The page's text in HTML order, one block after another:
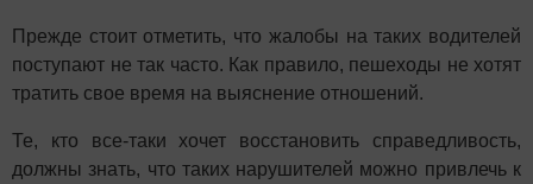
Прежде стоит отметить, что жалобы на таких водителей
поступают не так часто. Как правило, пешеходы не хотят
тратить свое время на выяснение отношений.
Те, кто все-таки хочет восстановить справедливость,
должны знать, что таких нарушителей можно привлечь к